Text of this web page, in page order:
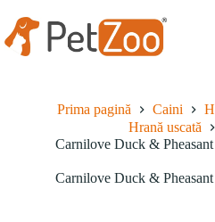
conținut
Prima pagină Caini
Hrană uscată
Carnilove Duck &
Carnilove Duck &